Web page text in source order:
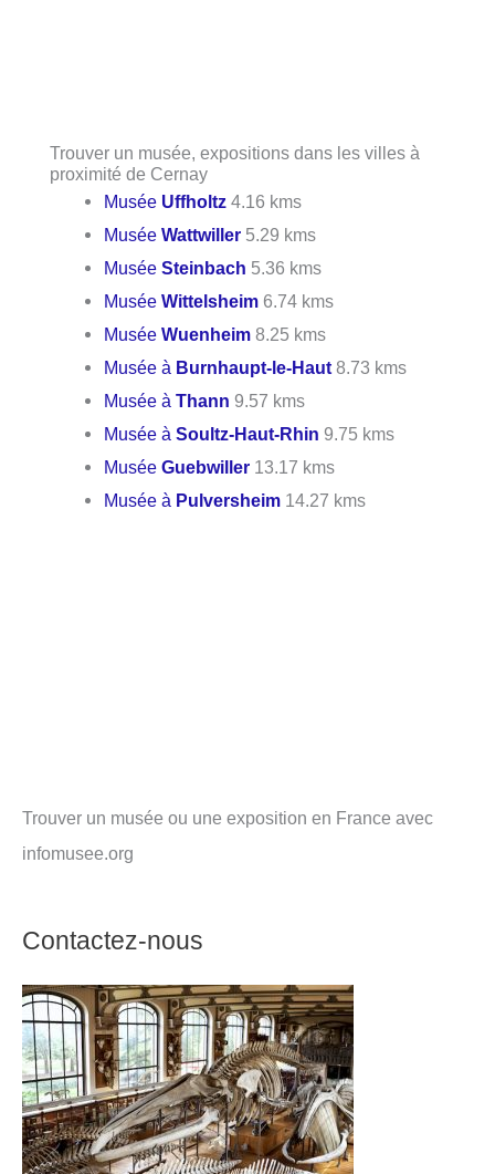
Trouver un musée, expositions dans les villes à
proximité de Cernay
Musée Uffholtz 4.16 kms
MuséeWattwiller 5.29 kms
MuséeSteinbach 5.36 kms
MuséeWittelsheim 6.74 kms
MuséeWuenheim 8.25 kms
Musée à Burnhaupt-le-Haut 8.73 kms
Musée àThann 9.57 kms
Musée àSoultz-Haut-Rhin 9.75 kms
MuséeGuebwiller 13.17 kms
Musée à Pulversheim 14.27 kms
Trouver un musée ou une exposition en France avec
infomusee.org
Contactez-nous